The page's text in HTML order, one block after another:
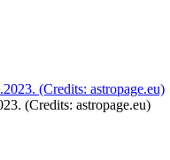
(Credits: astropage.eu)